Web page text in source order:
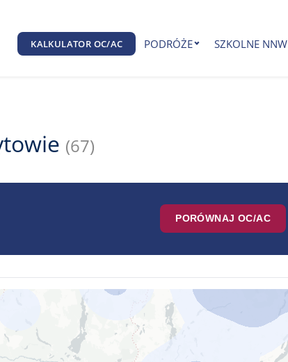
KALKULATOR OC/AC PODRÓŻE SZKOLNE NNW
(67)
PORÓWNAJ OC/AC